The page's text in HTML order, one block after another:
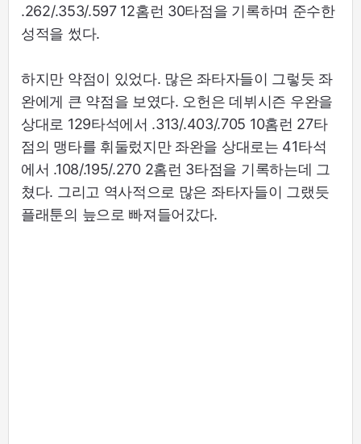
.262/.353/.597 12홈런 30타점을 기록하며 준수한
성적을 썼다.
하지만 약점이 있었다. 많은 좌타자들이 그렇듯 좌
완에게 큰 약점을 보였다. 오헌은 데뷔시즌 우완을
상대로 129타석에서 .313/.403/.705 10홈런 27타
점의 맹타를 휘둘렀지만 좌완을 상대로는 41타석
에서 .108/.195/.270 2홈런 3타점을 기록하는데 그
쳤다. 그리고 역사적으로 많은 좌타자들이 그랬듯
플래툰의 늪으로 빠져들어갔다.